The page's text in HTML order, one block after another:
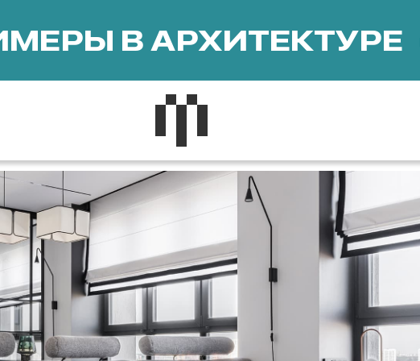
В АРХИТЕКТУРЕ